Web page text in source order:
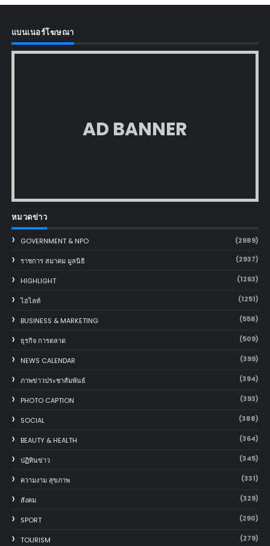
แบนเนอร์โฆษณา
AD BANNER
หมวดข่าว
GOVERNMENT & NPO (2989)
ราชการ สมาคม มูลนิธิ (2937)
HIGHLIGHT (1263)
ไฮไลท์ (1251)
BUSINESS & MARKETING (558)
ธุรกิจ การตลาด (509)
NEWS CALENDAR (399)
ภาพข่าวประชาสัมพันธ์ (394)
PHOTO CAPTION (393)
SOCIAL (388)
BEAUTY & HEALTH (364)
ปฏิทินข่าว (345)
ความงาม สุขภาพ (331)
สังคม (329)
SPORT (290)
TOURISM (279)